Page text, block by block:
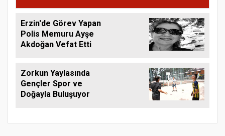
Erzin'de Görev Yapan
Polis Memuru Ayşe
Akdoğan Vefat Etti
Zorkun Yaylasında
Gençler Spor ve
Doğayla Buluşuyor